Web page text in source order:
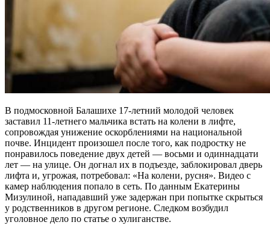
В подмосковной Балашихе 17-летний молодой человек
заставил 11-летнего мальчика встать на колени в лифте,
сопровождая унижение оскорблениями на национальной
почве. Инцидент произошел после того, как подростку не
понравилось поведение двух детей — восьми и одиннадцати
лет — на улице. Он догнал их в подъезде, заблокировал дверь
лифта и, угрожая, потребовал: «На колени, русня». Видео с
камер наблюдения попало в сеть. По данным Екатерины
Мизулиной, нападавший уже задержан при попытке скрыться
у родственников в другом регионе. Следком возбудил
уголовное дело по статье о хулиганстве.